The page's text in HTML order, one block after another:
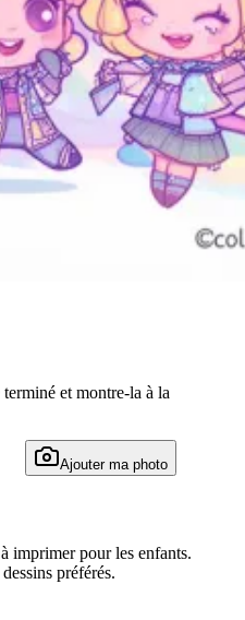
et montre-la à la
Ajouter ma photo
imprimer pour les enfants.
préférés.